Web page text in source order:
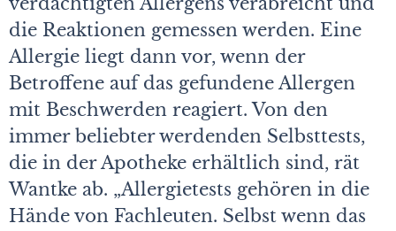
die Reaktionen gemessen werden. Eine
Allergie liegt dann vor, wenn der
Betroffene auf das gefundene Allergen
mit Beschwerden reagiert. Von den
immer beliebter werdenden Selbsttests,
die in der Apotheke erhältlich sind, rät
Wantke ab. „Allergietests gehören in die
Hände von Fachleuten. Selbst wenn das